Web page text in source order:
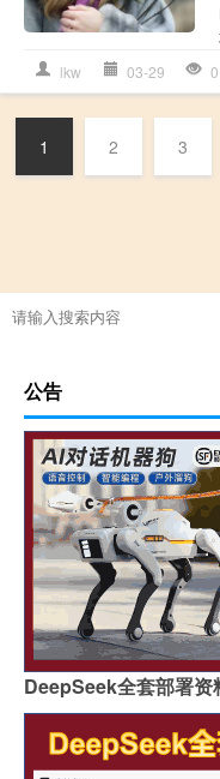
lkw 03-29 0
1 2 3
公告
DeepSeek全套部署资